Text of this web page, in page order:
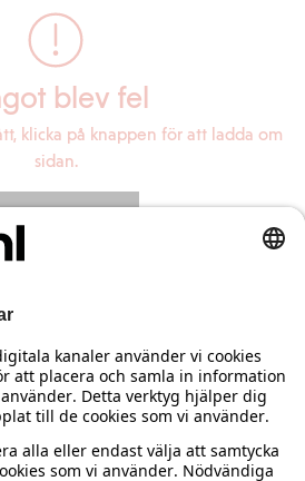
blev fel
klicka på knappen för att ladda om
sidan.